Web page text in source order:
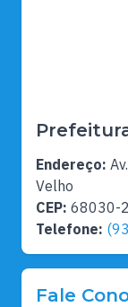
Endereço:
Velho
CEP: 68030-
Telefone:
Fale